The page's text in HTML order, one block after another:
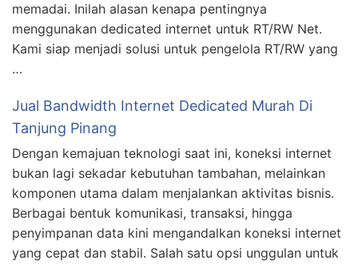
memadai. Inilah alasan kenapa pentingnya
menggunakan dedicated internet untuk RT/RW Net.
Kami siap menjadi solusi untuk pengelola RT/RW yang
…
Jual Bandwidth Internet Dedicated Murah Di
Tanjung Pinang
Dengan kemajuan teknologi saat ini, koneksi internet
bukan lagi sekadar kebutuhan tambahan, melainkan
komponen utama dalam menjalankan aktivitas bisnis.
Berbagai bentuk komunikasi, transaksi, hingga
penyimpanan data kini mengandalkan koneksi internet
yang cepat dan stabil. Salah satu opsi unggulan untuk